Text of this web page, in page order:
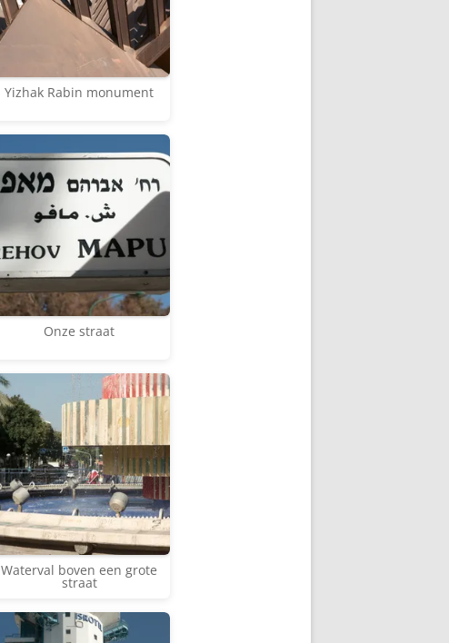
Yizhak Rabin monument
Onze straat
Waterval boven een grote
straat